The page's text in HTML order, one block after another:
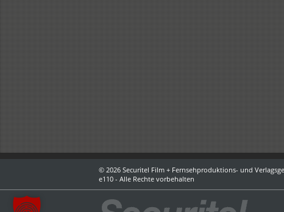
© 2026 Securitel Film + Fernsehproduktions- und
e110 - Alle Rechte vorbehalten